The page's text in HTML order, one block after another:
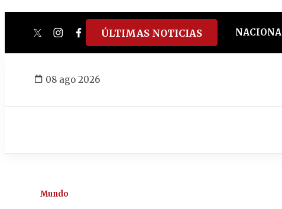
twitterinstagram
facebook
tiktokyoutube
spotify
ÚLTIMAS NOTICIAS
08 ago 2026
Mundo